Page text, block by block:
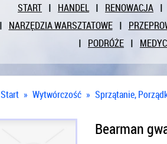
START HANDEL
RENOWACJA
NARZĘDZIA WARSZTATOWE
PODRÓŻE
Start » Wytwórczość » Sprzątanie,
Bearman